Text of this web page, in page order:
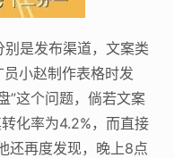
是发布渠道，文案类
小赵制作表格时发
”这个问题，倘若文案
化率为4.2%，而直接
还再度发现，晚上8点